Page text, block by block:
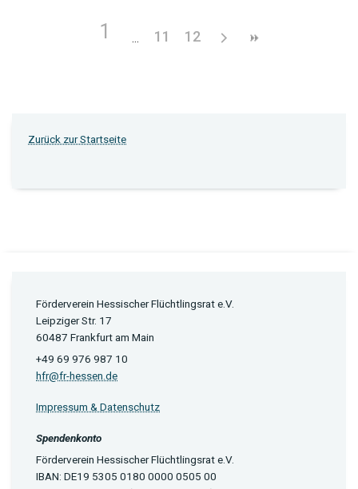
1 11 12
Zurück zur Startseite
Förderverein Hessischer Flüchtlingsrat e.V.
Leipziger Str. 17
60487 Frankfurt am Main
+49 69 976 987 10
hfr@fr-hessen.de
Impressum & Datenschutz
Spendenkonto
Förderverein Hessischer Flüchtlingsrat e.V.
IBAN: DE19 5305 0180 0000 0505 00